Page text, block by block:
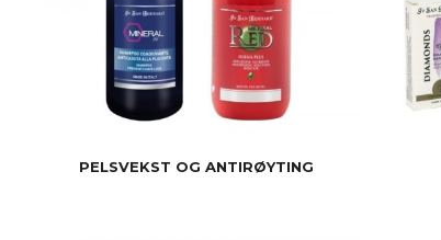
PELSVEKST OG ANTIRØYTING